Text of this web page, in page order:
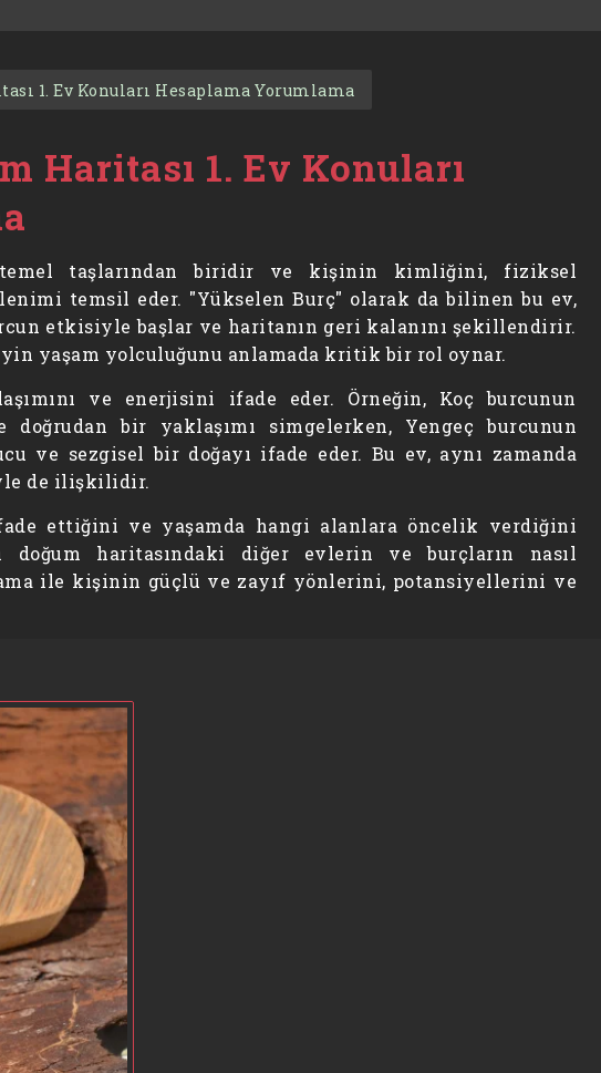
1. Ev Konuları Hesaplama Yorumlama
Haritası 1. Ev Konuları
taşlarından biridir ve kişinin kimliğini, fiziksel
temsil eder. "Yükselen Burç" olarak da bilinen bu ev,
etkisiyle başlar ve haritanın geri kalanını şekillendirir.
yaşam yolculuğunu anlamada kritik bir rol oynar.
ve enerjisini ifade eder. Örneğin, Koç burcunun
bir yaklaşımı simgelerken, Yengeç burcunun
ve sezgisel bir doğayı ifade eder. Bu ev, aynı zamanda
de ilişkilidir.
ettiğini ve yaşamda hangi alanlara öncelik verdiğini
haritasındaki diğer evlerin ve burçların nasıl
ile kişinin güçlü ve zayıf yönlerini, potansiyellerini ve